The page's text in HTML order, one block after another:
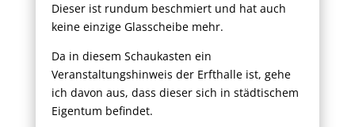
Dieser ist rundum beschmiert und hat auch
keine einzige Glasscheibe mehr.
Da in diesem Schaukasten ein
Veranstaltungshinweis der Erfthalle ist, gehe
ich davon aus, dass dieser sich in städtischem
Eigentum befindet.